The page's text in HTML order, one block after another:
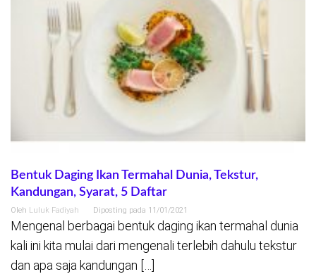
Bentuk Daging Ikan Termahal Dunia, Tekstur,
Kandungan, Syarat, 5 Daftar
Oleh Luluk Fadiyah Diposting pada 11/01/2021
Mengenal berbagai bentuk daging ikan termahal dunia
kali ini kita mulai dari mengenali terlebih dahulu tekstur
dan apa saja kandungan […]